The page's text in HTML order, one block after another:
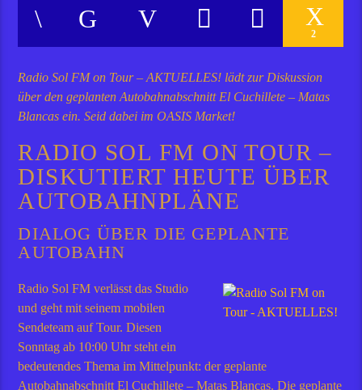
2
Radio Sol FM on Tour – AKTUELLES! lädt zur Diskussion
über den geplanten Autobahnabschnitt El Cuchillete – Matas
Blancas ein. Seid dabei im OASIS Market!
RADIO SOL FM ON TOUR –
DISKUTIERT HEUTE ÜBER
AUTOBAHNPLÄNE
DIALOG ÜBER DIE GEPLANTE
AUTOBAHN
Radio Sol FM verlässt das Studio
und geht mit seinem mobilen
Sendeteam auf Tour. Diesen
Sonntag ab 10:00 Uhr steht ein
bedeutendes Thema im Mittelpunkt: der geplante
Autobahnabschnitt El Cuchillete – Matas Blancas. Die geplante